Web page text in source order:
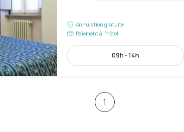
Annulation gratuite
Paiement à l'hôtel
09h - 14h
1